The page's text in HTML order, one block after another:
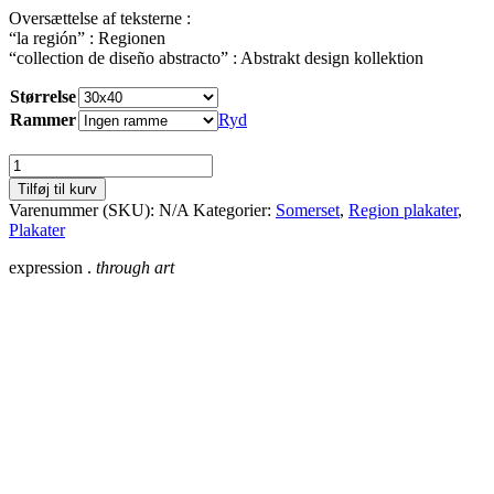
Oversættelse af teksterne :
“la región” : Regionen
“collection de diseño abstracto” : Abstrakt design kollektion
Størrelse
Rammer
Ryd
Somerset
antal
Tilføj til kurv
Varenummer (SKU): N/A Kategorier: Somerset, Region plakater,
Plakater
expression . through art